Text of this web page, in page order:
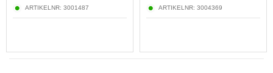
ARTIKELNR: 3001487 ARTIKELNR: 3004369